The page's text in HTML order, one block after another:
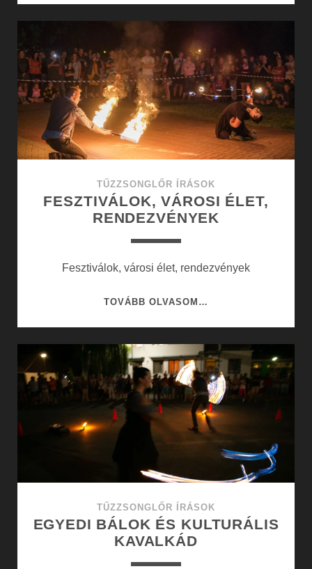
VILÁGA
TŰZZSONGLŐR ÍRÁSOK
FESZTIVÁLOK, VÁROSI ÉLET,
RENDEZVÉNYEK
Fesztiválok, városi élet, rendezvények
TOVÁBB OLVASOM…
RENDEZVÉNYEK
TŰZZSONGLŐR ÍRÁSOK
EGYEDI BÁLOK ÉS KULTURÁLIS
KAVALKÁD